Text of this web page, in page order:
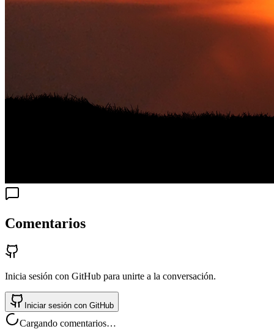
Comentarios
Inicia sesión con GitHub para unirte a la conversación.
Iniciar sesión con GitHub
Cargando comentarios…